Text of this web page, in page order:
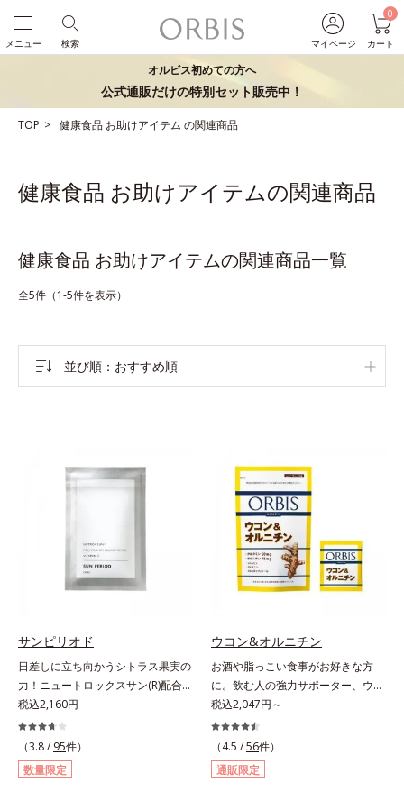
マイページ
0
カート
検索
メニュー
オルビス初めての方へ
公式通販だけの特別セット販売中！
TOP 健康食品 お助けアイテム の関連商品
健康食品 お助けアイテムの関連商品
健康食品 お助けアイテムの関連商品一覧
全5件（1-5件を表示）
並び順 おすすめ順
サンピリオド
日差しに立ち向かうシトラス果実の
力！ニュートロックスサン(R)配合の
インナーケア(*)。果実の力で日差し
に立ち向かうインナーケア(*)です。
強い紫外線が降り注ぐ南スペイン産
のシトラスとローズマリーから抽出
した話題の成分、「ニュートロック
税込2,160円
（3.8 / 95件）
数量限定
ウコン&オルニチン
お酒や脂っこい食事がお好きな方
に。飲む人の強力サポーター、ウコ
ンの中でも特有成分「クルクミン」
を豊富に含む秋ウコンを使用しまし
た。2粒で60mｇも摂れるので、翌
日も朝からさわやかに活動できま
す。さらに、ウコンと並んで飲む人
税込2,047円～
（4.5 /56件）
通販限定